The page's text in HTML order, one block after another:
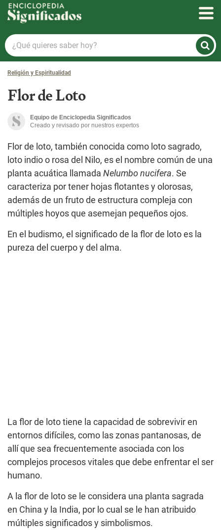
Enciclopedia Significados
¿Qué
quieres
saber
hoy?
Religión y Espiritualidad
Flor de Loto
Equipo de Enciclopedia Significados
Creado y revisado por nuestros expertos
Flor de loto, también conocida como loto sagrado,
loto indio o rosa del Nilo, es el nombre común de una
planta acuática llamada Nelumbo nucifera. Se
caracteriza por tener hojas flotantes y olorosas,
además de un fruto de estructura compleja con
múltiples hoyos que asemejan pequeños ojos.
En el budismo, el significado de la flor de loto es la
pureza del cuerpo y del alma.
La flor de loto tiene la capacidad de sobrevivir en
entornos difíciles, como las zonas pantanosas, de
allí que sea frecuentemente asociada con los
complejos procesos vitales que debe enfrentar el ser
humano.
A la flor de loto se le considera una planta sagrada
en China y la India, por lo cual se le han atribuido
múltiples significados y simbolismos.